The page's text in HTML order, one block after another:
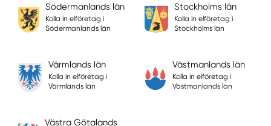
Södermanlands län
Kolla in elföretag i
Södermanlands län
Stockholms län
Kolla in elföretag i
Stockholms län
Värmlands län
Kolla in elföretag i
Värmlands län
Västmanlands län
Kolla in elföretag i
Västmanlands län
Västra Götalands